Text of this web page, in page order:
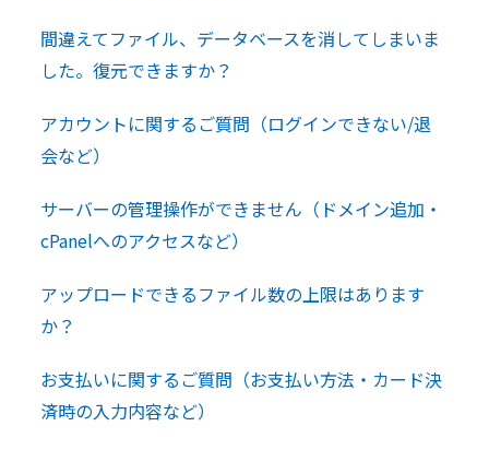
間違えてファイル、データベースを消してしまいま
した。復元できますか？
アカウントに関するご質問（ログインできない/退
会など）
サーバーの管理操作ができません（ドメイン追加・
cPanelへのアクセスなど）
アップロードできるファイル数の上限はあります
か？
お支払いに関するご質問（お支払い方法・カード決
済時の入力内容など）